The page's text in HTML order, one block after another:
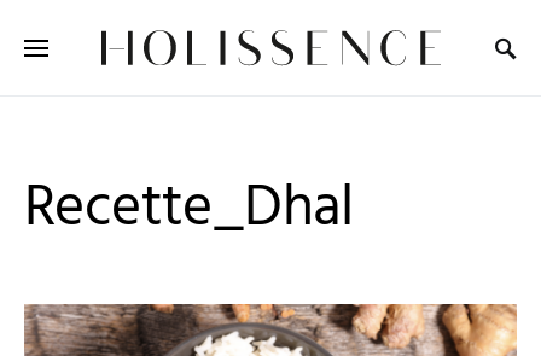
Recette_Dhal